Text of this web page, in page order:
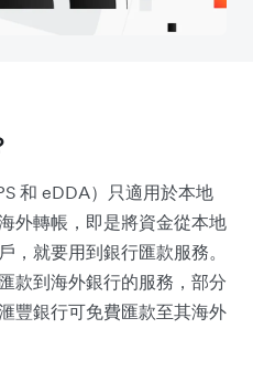
和 eDDA）只適用於本地
外轉帳，即是將資金從本地
，就要用到銀行匯款服務。
款到海外銀行的服務，部分
豐銀行可免費匯款至其海外